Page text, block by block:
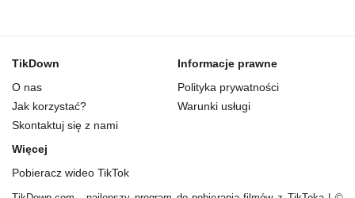
TikDown
O nas
Jak korzystać?
Skontaktuj się z nami
Informacje prawne
Polityka prywatności
Warunki usługi
Więcej
Pobieracz wideo TikTok